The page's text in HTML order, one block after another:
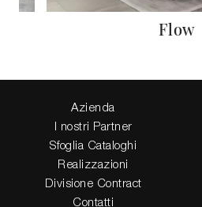
Flow
Azienda
I nostri Partner
Sfoglia Cataloghi
Realizzazioni
Divisione Contract
Contatti